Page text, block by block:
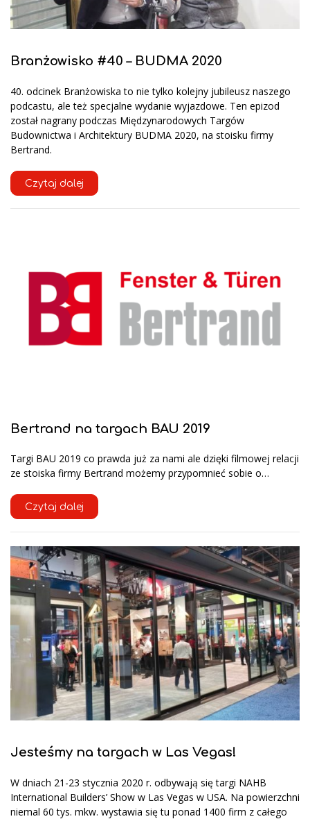
Branżowisko #40 – BUDMA 2020
40. odcinek Branżowiska to nie tylko kolejny jubileusz naszego
podcastu, ale też specjalne wydanie wyjazdowe. Ten epizod
został nagrany podczas Międzynarodowych Targów
Budownictwa i Architektury BUDMA 2020, na stoisku firmy
Bertrand.
Czytaj dalej
Bertrand na targach BAU 2019
Targi BAU 2019 co prawda już za nami ale dzięki filmowej relacji
ze stoiska firmy Bertrand możemy przypomnieć sobie o…
Czytaj dalej
Jesteśmy na targach w Las Vegas!
W dniach 21-23 stycznia 2020 r. odbywają się targi NAHB
International Builders’ Show w Las Vegas w USA. Na powierzchni
niemal 60 tys. mkw. wystawia się tu ponad 1400 firm z całego